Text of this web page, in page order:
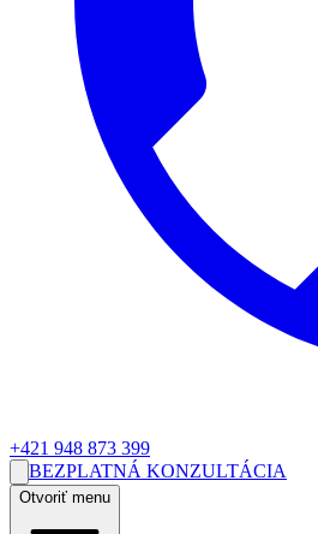
+421 948 873 399
BEZPLATNÁ KONZULTÁCIA
Otvoriť menu